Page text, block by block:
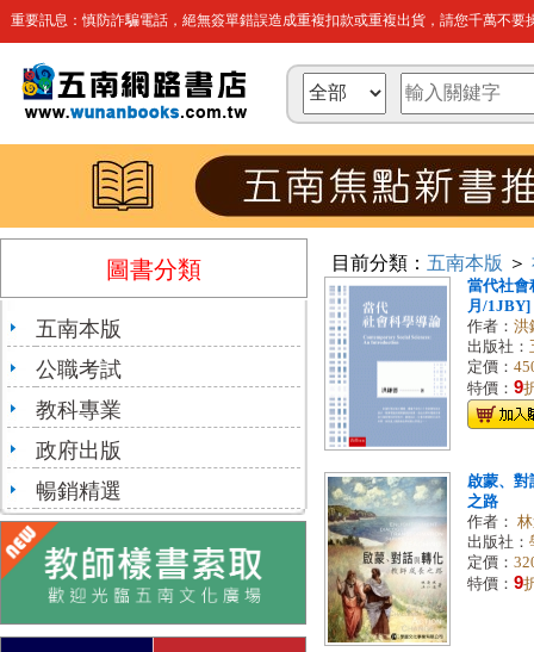
重要訊息：慎防詐騙電話，絕無簽單錯誤造成重複扣款或重複出貨，請您千萬不要
圖書分類
五南本版
公職考試
教科專業
政府出版
暢銷精選
目前分類： 五南本版 ＞
當代社會
月/1JBY]
作者： 洪
出版社：
定價：
特價： 9
啟蒙、對
之路
作者：
出版社：
定價：
特價： 9